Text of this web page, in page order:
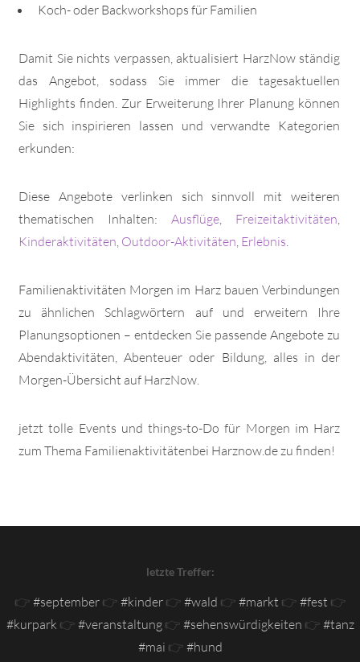
Koch- oder Backworkshops für Familien
Damit Sie nichts verpassen, aktualisiert HarzNow ständig
das Angebot, sodass Sie immer die tagesaktuellen
Highlights finden. Zur Erweiterung Ihrer Planung können
Sie sich inspirieren lassen und verwandte Kategorien
erkunden:
Diese Angebote verlinken sich sinnvoll mit weiteren
thematischen Inhalten: Ausflüge Freizeitaktivitäten
Kinderaktivitäten Outdoor-Aktivitäten Erlebnis
Familienaktivitäten Morgen im Harz bauen Verbindungen
zu ähnlichen Schlagwörtern auf und erweitern Ihre
Planungsoptionen – entdecken Sie passende Angebote zu
Abendaktivitäten, Abenteuer oder Bildung, alles in der
Morgen-Übersicht auf HarzNow.
jetzt tolle Events und things-to-Do für Morgen im Harz
zum Thema Familienaktivitätenbei Harznow.de zu finden!
letzte Treffer:
👉 #september👉 #kinder👉 #wald 👉 #markt 👉 #fest 👉
#kurpark 👉 #veranstaltung👉 #sehenswürdigkeiten 👉 #tanz
#mai 👉 #hund